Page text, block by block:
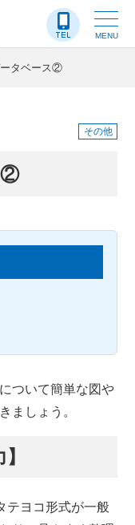
MENU
タベース②
その他
②
ついて簡単な図や
ましょう。
テヨコ形式が一般